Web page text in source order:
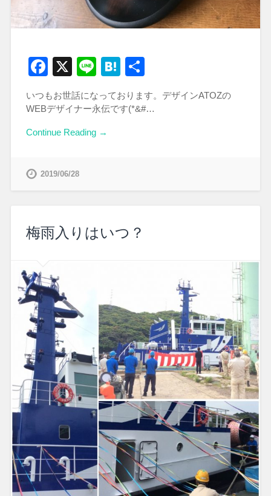
Facebook
X LineHatena
いつもお世話になっております。デザインATOZの
WEBデザイナー永伝です(*&#…
Continue Reading →
2019/06/28
梅雨入りはいつ？